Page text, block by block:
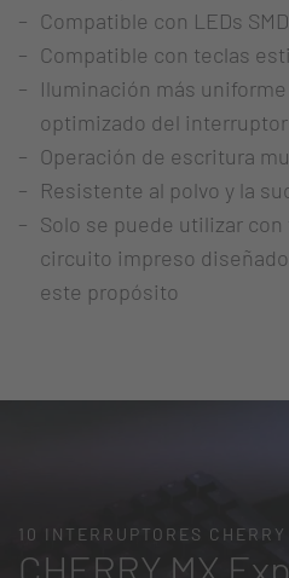
Compatible con LEDs
Compatible con teclas
Iluminación más
optimizado del interruptor
Operación de escritura
Resistente al polvo y la
Solo se puede utilizar
circuito impreso
este propósito
10 INTERRUPTORES
CHERRY MX